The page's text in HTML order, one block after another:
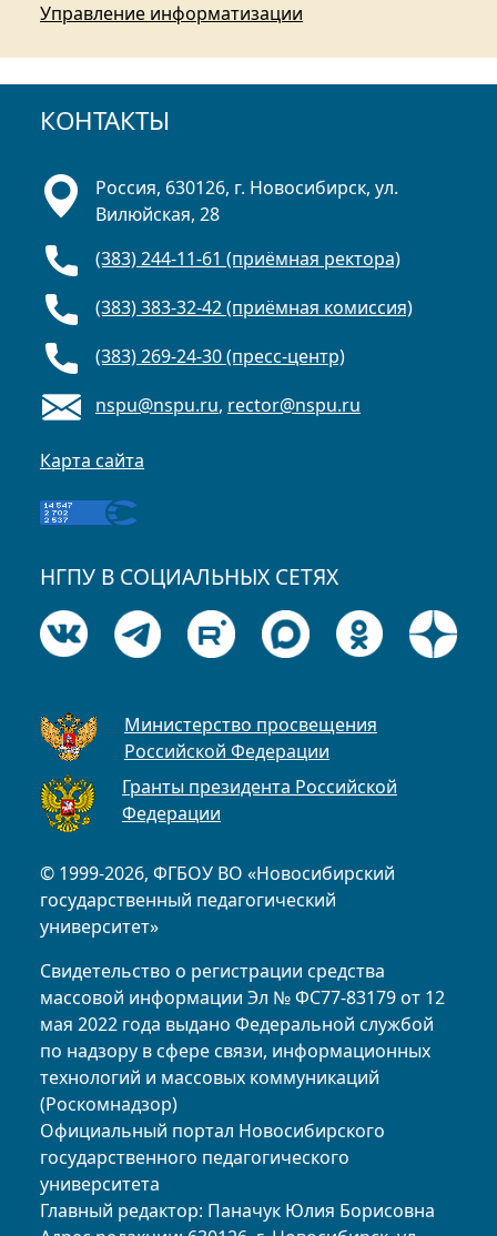
Управление информатизации
КОНТАКТЫ
© 1999-2026, ФГБОУ ВО «Новосибирский
государственный педагогический
университет»
Свидетельство о регистрации средства
массовой информации Эл № ФС77-83179 от 12
мая 2022 года выдано Федеральной службой
по надзору в сфере связи, информационных
технологий и массовых коммуникаций
(Роскомнадзор)
Официальный портал Новосибирского
государственного педагогического
университета
Главный редактор: Паначук Юлия Борисовна
Россия, 630126, г. Новосибирск, ул.
Вилюйская, 28
(383) 244-11-61 (приёмная ректора)
(383) 383-32-42 (приёмная комиссия)
(383) 269-24-30 (пресс-центр)
nspu@nspu.ru, rector@nspu.ru
Карта сайта
НГПУ В СОЦИАЛЬНЫХ СЕТЯХ
Министерство просвещения
Российской Федерации
Гранты президента Российской
Федерации